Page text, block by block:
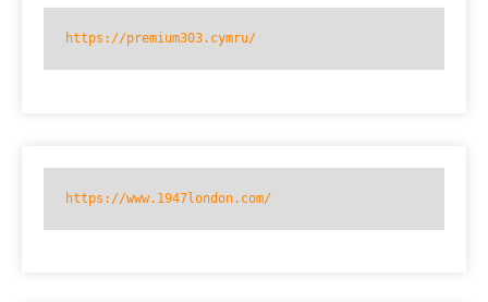
https://premium303.cymru/
https://www.1947london.com/